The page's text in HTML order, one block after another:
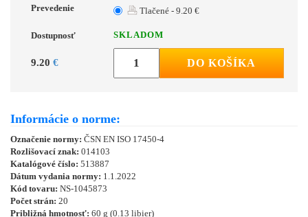
Prevedenie
Tlačené - 9.20 €
Dostupnosť SKLADOM
9.20 € DO KOŠÍKA
Informácie o norme:
Označenie normy: ČSN EN ISO 17450-4
Rozlišovací znak: 014103
Katalógové číslo: 513887
Dátum vydania normy: 1.1.2022
Kód tovaru: NS-1045873
Počet strán: 20
Približná hmotnosť: 60 g (0.13 libier)